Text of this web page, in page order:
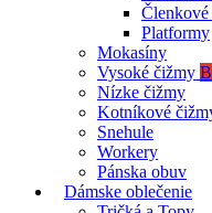
Platformy
Mokasíny
Vysoké čižmy
Nízke čižmy
Kotníkové
Snehule
Workery
Pánska obuv
Dámske oblečenie